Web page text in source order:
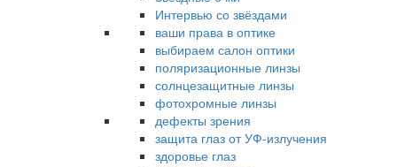
Интервью со звёздами
ваши права в оптике
выбираем салон оптики
поляризационные линзы
солнцезащитные линзы
фотохромные линзы
дефекты зрения
защита глаз от УФ-излучения
здоровье глаз